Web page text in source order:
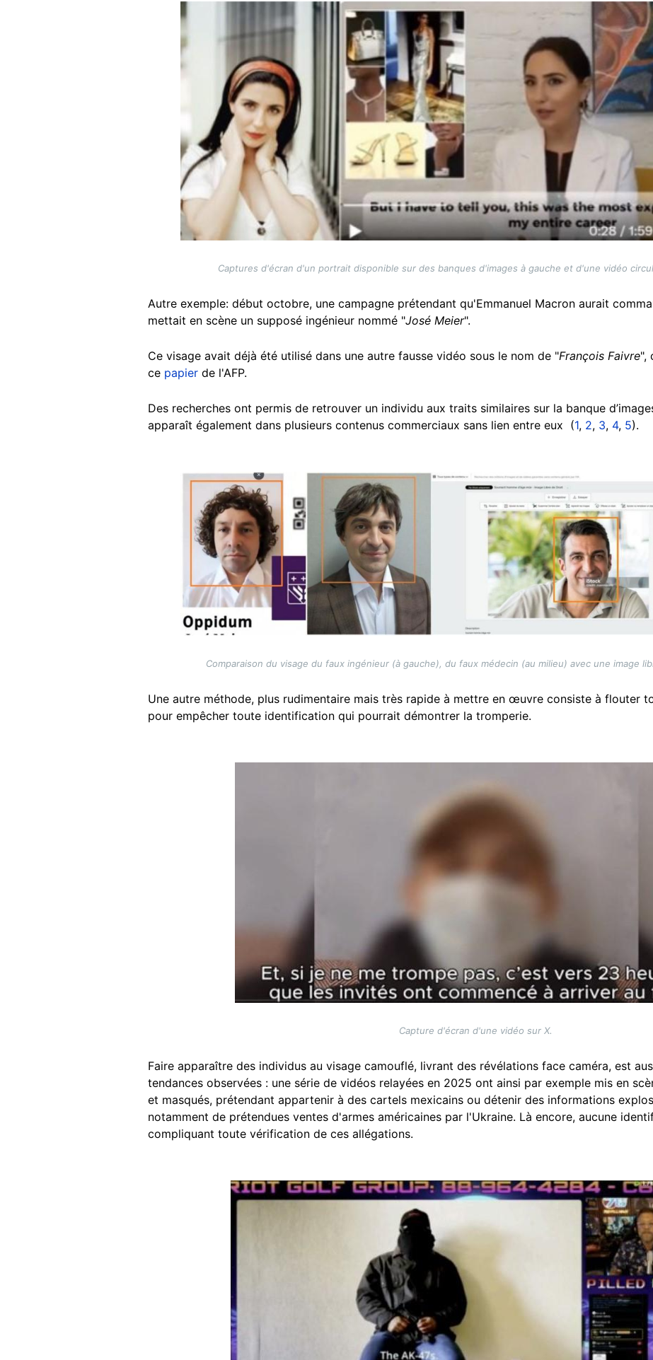
Captures d'écran d'un portrait disponible sur des banques d'images à gauche et d'une vidéo
Autre exemple: début octobre, une campagne prétendant qu'Emmanuel Macron aurait
mettait en scène un supposé ingénieur nommé "José Meier".
Ce visage avait déjà été utilisé dans une autre fausse vidéo sous le nom de "François Faivre",
ce papier de l'AFP.
Des recherches ont permis de retrouver un individu aux traits similaires sur la banque
apparaît également dans plusieurs contenus commerciaux sans lien entre eux (1, 2, 3, 4, 5).
Comparaison du visage du faux ingénieur (à gauche), du faux médecin (au milieu) avec une image
Une autre méthode, plus rudimentaire mais très rapide à mettre en œuvre consiste à flouter
pour empêcher toute identification qui pourrait démontrer la tromperie.
Capture d'écran d'une vidéo sur X.
Faire apparaître des individus au visage camouflé, livrant des révélations face caméra, est
tendances observées : une série de vidéos relayées en 2025 ont ainsi par exemple mis en
et masqués, prétendant appartenir à des cartels mexicains ou détenir des informations
notamment de prétendues ventes d'armes américaines par l'Ukraine. Là encore, aucune
compliquant toute vérification de ces allégations.